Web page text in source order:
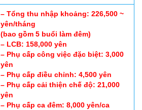
– Tổng thu nhập khoảng: 226,500 ~
yên/tháng
(bao gồm 5 buổi làm đêm)
– LCB: 158,000 yên
– Phụ cấp công việc đặc biệt: 3,000
yên
– Phụ cấp điều chỉnh: 4,500 yên
– Phụ cấp cải thiện chế độ: 21,000
yên
– Phụ cấp ca đêm: 8,000 yên/ca